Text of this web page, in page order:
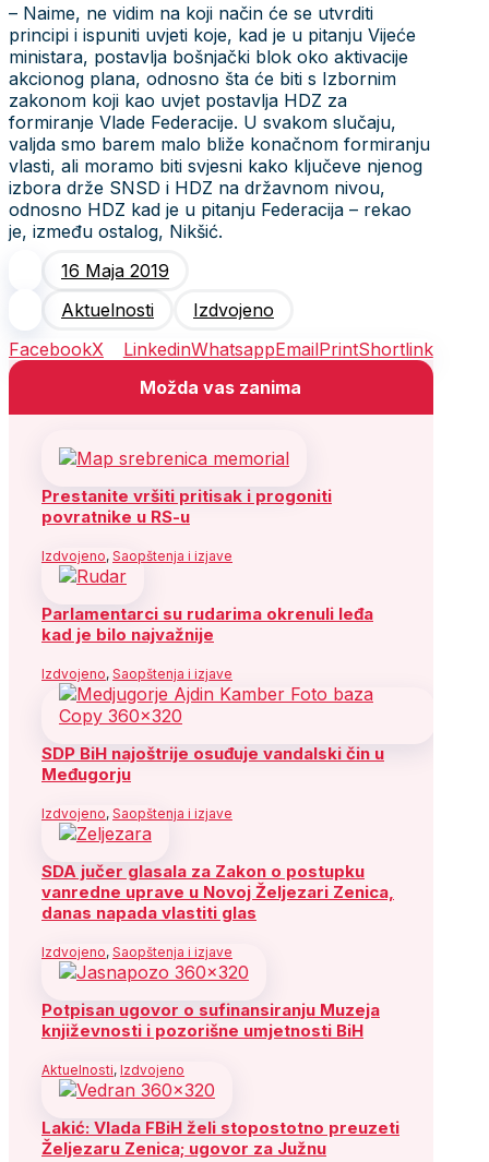
– Naime, ne vidim na koji način će se utvrditi
principi i ispuniti uvjeti koje, kad je u pitanju Vijeće
ministara, postavlja bošnjački blok oko aktivacije
akcionog plana, odnosno šta će biti s Izbornim
zakonom koji kao uvjet postavlja HDZ za
formiranje Vlade Federacije. U svakom slučaju,
valjda smo barem malo bliže konačnom formiranju
vlasti, ali moramo biti svjesni kako ključeve njenog
izbora drže SNSD i HDZ na državnom nivou,
odnosno HDZ kad je u pitanju Federacija – rekao
je, između ostalog, Nikšić.
16 Maja 2019
Aktuelnosti
Izdvojeno
FacebookX LinkedinWhatsappEmailPrintShortlink
Možda vas zanima
Prestanite vršiti pritisak i progoniti
povratnike u RS-u
Izdvojeno, Saopštenja i izjave
Parlamentarci su rudarima okrenuli leđa
kad je bilo najvažnije
Izdvojeno, Saopštenja i izjave
SDP BiH najoštrije osuđuje vandalski čin u
Međugorju
Izdvojeno, Saopštenja i izjave
SDA jučer glasala za Zakon o postupku
vanredne uprave u Novoj Željezari Zenica,
danas napada vlastiti glas
Izdvojeno, Saopštenja i izjave
Potpisan ugovor o sufinansiranju Muzeja
književnosti i pozorišne umjetnosti BiH
Aktuelnosti, Izdvojeno
Lakić: Vlada FBiH želi stopostotno preuzeti
Željezaru Zenica; ugovor za Južnu